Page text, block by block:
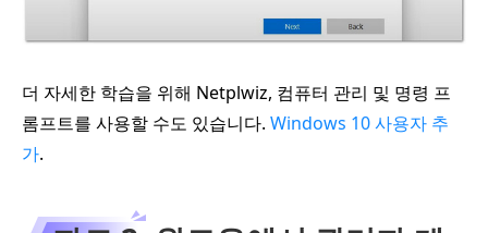
더 자세한 학습을 위해 Netplwiz, 컴퓨터 관리 및 명령 프
롬프트를 사용할 수도 있습니다. Windows 10 사용자 추
가.